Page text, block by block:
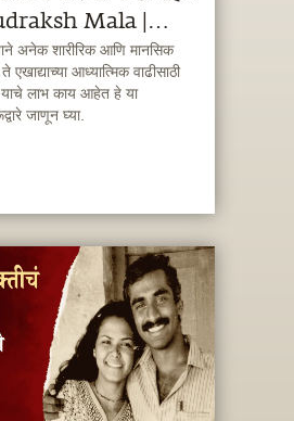
Mala |
| This
Protects You
Energies
अनेक शारीरिक आणि मानसिक
आध्यात्मिक वाढीसाठी
लाभ काय आहेत हे या
जाणून घ्या.